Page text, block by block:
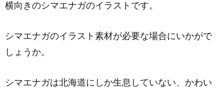
横向きのシマエナガのイラストです。
シマエナガのイラスト素材が必要な場合にいかがで
しょうか。
シマエナガは北海道にしか生息していない、かわい